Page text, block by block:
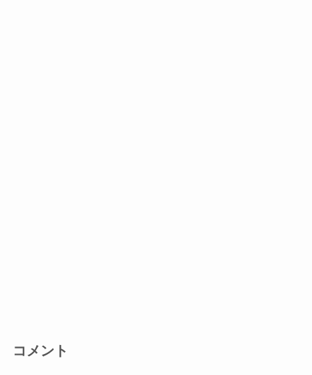
コメント